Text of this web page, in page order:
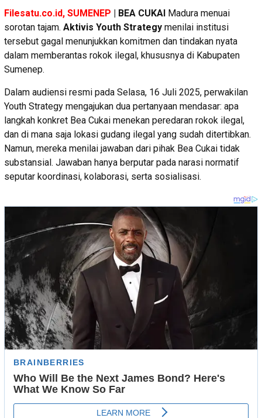
Filesatu.co.id, SUMENEP | BEA CUKAI Madura menuai
sorotan tajam. Aktivis Youth Strategy menilai institusi
tersebut gagal menunjukkan komitmen dan tindakan nyata
dalam memberantas rokok ilegal, khususnya di Kabupaten
Sumenep.
Dalam audiensi resmi pada Selasa, 16 Juli 2025, perwakilan
Youth Strategy mengajukan dua pertanyaan mendasar: apa
langkah konkret Bea Cukai menekan peredaran rokok ilegal,
dan di mana saja lokasi gudang ilegal yang sudah ditertibkan.
Namun, mereka menilai jawaban dari pihak Bea Cukai tidak
substansial. Jawaban hanya berputar pada narasi normatif
seputar koordinasi, kolaborasi, serta sosialisasi.